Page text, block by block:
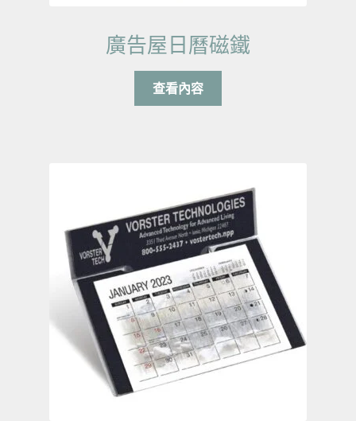
廣告屋日曆磁鐵
查看內容